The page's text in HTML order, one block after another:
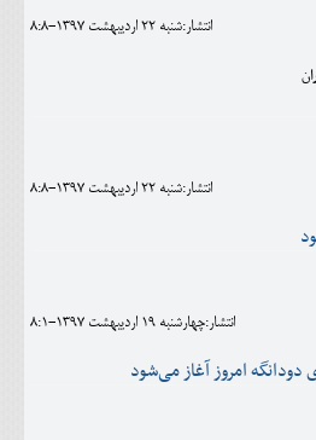
انتشار:شنبه 22 ارديبهشت 1397-8:8
انتشار:شنبه 22 ارديبهشت 1397-8:8
انتشار:چهارشنبه 19 ارديبهشت 1397-8:1
دودانگه امروز آغاز می‌شود